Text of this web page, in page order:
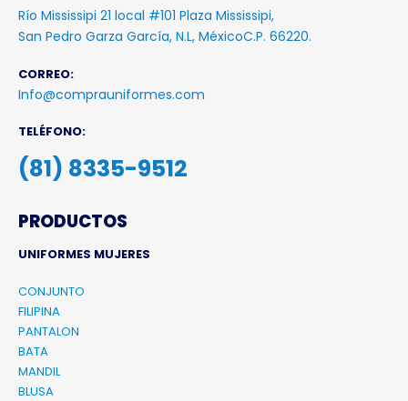
Río Mississipi 21 local #101 Plaza Mississipi,
San Pedro Garza García, N.L, MéxicoC.P. 66220.
CORREO:
Info@comprauniformes.com
TELÉFONO:
(81) 8335-9512
PRODUCTOS
UNIFORMES MUJERES
CONJUNTO
FILIPINA
PANTALON
BATA
MANDIL
BLUSA